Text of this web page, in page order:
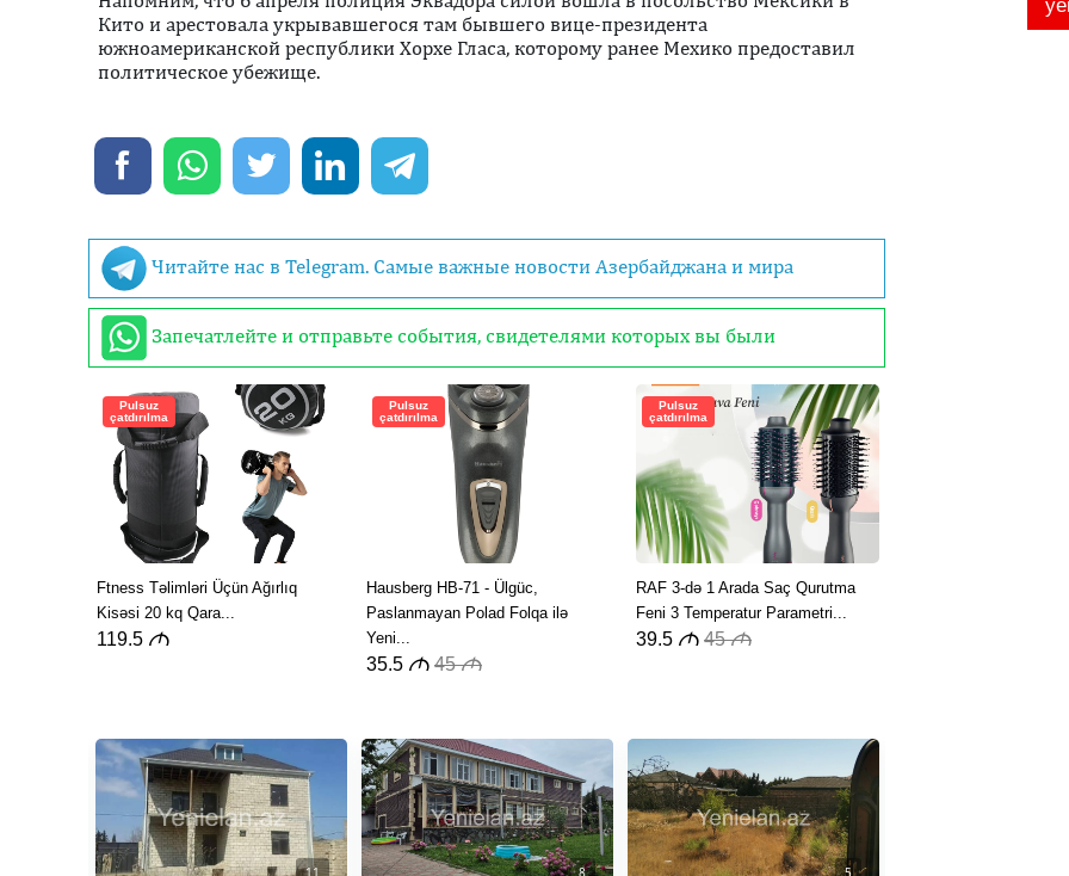
Кито и арестовала укрывавшегося там бывшего вице-президента
южноамериканской республики Хорхе Гласа, которому ранее Мехико предоставил
политическое убежище.
Читайте нас в Telegram. Самые важные новости Азербайджана и мира
Запечатлейте и отправьте события, свидетелями которых вы были